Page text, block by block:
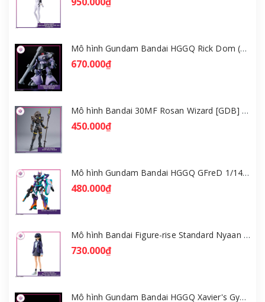
Mô hình Gundam Bandai HGGQ Rick Dom (Gaia / Ortega) 1/144 [GDB] [BHG]
670.000₫
Mô hình Bandai 30MF Rosan Wizard [GDB] [30MF]
450.000₫
Mô hình Gundam Bandai HGGQ GFreD 1/144 [GDB] [BHG]
480.000₫
Mô hình Bandai Figure-rise Standard Nyaan - Gundam GQuuuuuuX [GDB] [FRS]
730.000₫
Mô hình Gundam Bandai HGGQ Xavier's Gyan Hakuji-Packs 1/144 [GDB] [BHG]